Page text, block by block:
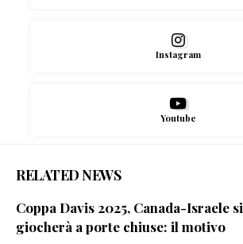
Instagram
Youtube
RELATED NEWS
Coppa Davis 2025, Canada-Israele si
giocherà a porte chiuse: il motivo